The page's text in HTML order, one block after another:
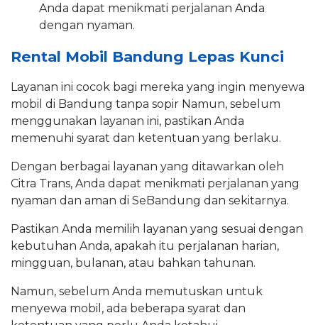
Anda dapat menikmati perjalanan Anda
dengan nyaman.
Rental Mobil Bandung Lepas Kunci
Layanan ini cocok bagi mereka yang ingin menyewa
mobil di Bandung tanpa sopir Namun, sebelum
menggunakan layanan ini, pastikan Anda
memenuhi syarat dan ketentuan yang berlaku.
Dengan berbagai layanan yang ditawarkan oleh
Citra Trans, Anda dapat menikmati perjalanan yang
nyaman dan aman di SeBandung dan sekitarnya.
Pastikan Anda memilih layanan yang sesuai dengan
kebutuhan Anda, apakah itu perjalanan harian,
mingguan, bulanan, atau bahkan tahunan.
Namun, sebelum Anda memutuskan untuk
menyewa mobil, ada beberapa syarat dan